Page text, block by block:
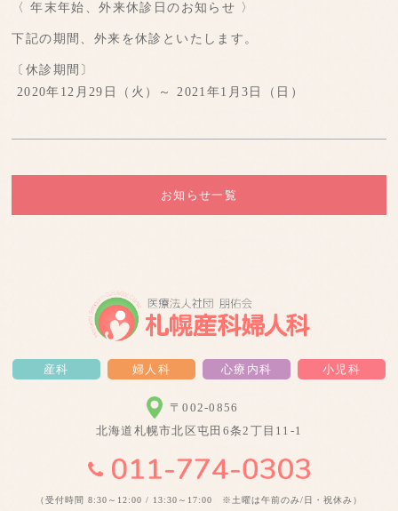
〈 年末年始、外来休診日のお知らせ 〉
下記の期間、外来を休診といたします。
〔休診期間〕
2020年12月29日（火）～ 2021年1月3日（日）
お知らせ一覧
産科 婦人科 心療内科 小児科
〒002-0856
北海道札幌市北区屯田6条2丁目11-1
（受付時間 8:30～12:00 / 13:30～17:00 ※土曜は午前のみ/日・祝休み）